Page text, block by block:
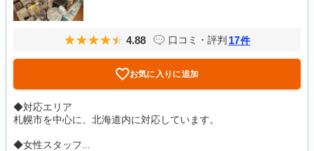
4.88 口コミ・評判 17件
お気に入りに追加
◆対応エリア
札幌市を中心に、北海道内に対応しています。
◆女性スタッフ...